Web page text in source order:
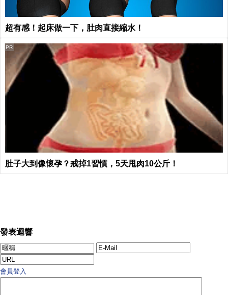
超有感！起床做一下，肚肉直接縮水！
肚子大到像懷孕？戒掉1習慣，5天甩肉10公斤！
PR
發表迴響
會員登入